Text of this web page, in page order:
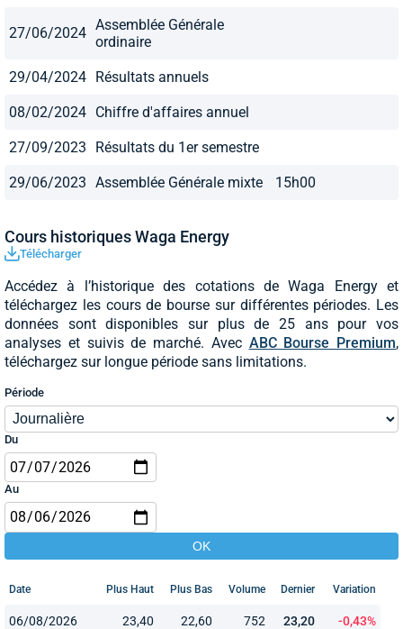
27/06/2024 Assemblée Générale
ordinaire
29/04/2024 Résultats annuels
08/02/2024 Chiffre d'affaires annuel
27/09/2023 Résultats du 1er semestre
29/06/2023 Assemblée Générale mixte 15h00
Cours historiques Waga Energy
Télécharger
Accédez à l’historique des cotations de Waga Energy et
téléchargez les cours de bourse sur différentes périodes. Les
données sont disponibles sur plus de 25 ans pour vos
analyses et suivis de marché. Avec ABC Bourse Premium,
téléchargez sur longue période sans limitations.
Période
Du
Au
Date Plus Haut Plus Bas Volume Dernier Variation
06/08/2026 23,40 22,60 752 23,20 -0,43%